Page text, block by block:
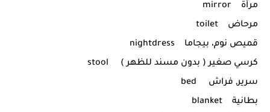
مرآة mirror
مرحاض toilet
قميص نوم، بيجاما nightdress
كرسي صغير ( بدون مسند للظهر ) stool
سرير, فراش bed
بطانية blanket